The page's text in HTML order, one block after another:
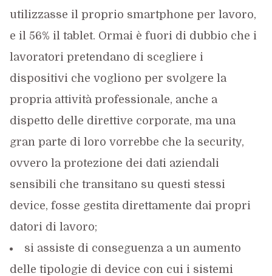
utilizzasse il proprio smartphone per lavoro,
e il 56% il tablet. Ormai è fuori di dubbio che i
lavoratori pretendano di scegliere i
dispositivi che vogliono per svolgere la
propria attività professionale, anche a
dispetto delle direttive corporate, ma una
gran parte di loro vorrebbe che la security,
ovvero la protezione dei dati aziendali
sensibili che transitano su questi stessi
device, fosse gestita direttamente dai propri
datori di lavoro;
si assiste di conseguenza a un aumento
delle tipologie di device con cui i sistemi